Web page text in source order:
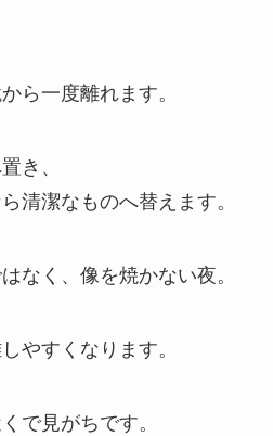
ら一度離れます。
き、
清潔なものへ替えます。
なく、像を焼かない夜。
やすくなります。
で見がちです。